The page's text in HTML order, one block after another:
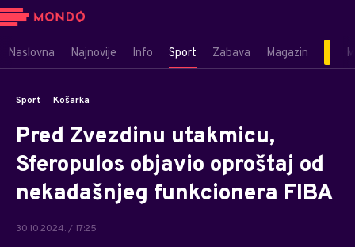
Naslovna Najnovije Info Sport Zabava Magazin
Sport Košarka
Pred Zvezdinu utakmicu,
Sferopulos objavio oproštaj od
nekadašnjeg funkcionera FIBA
30.10.2024. / 17:25